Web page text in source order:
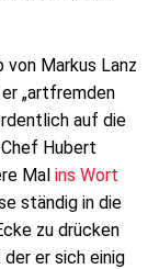
Markus Lanz
„artfremden
auf die
Hubert
Mal ins Wort
ständig in die
zu drücken
er sich einig